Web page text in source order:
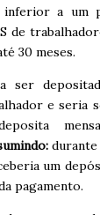
inferior a um
de
30 meses.
ser
e seria
durante
um
pagamento.